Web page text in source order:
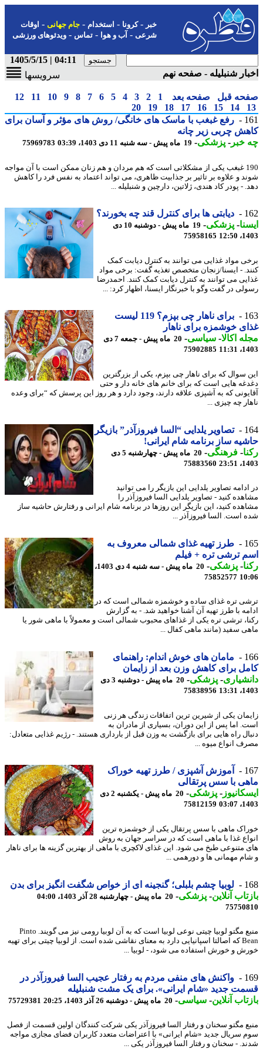
-کرونا-استخدام- جام جهانی-اوقات
شرعی-آب و هوا-تماس-ویدئوهای ورزشی
04:11 | 1405/5/15
شنبلیله - صفحه نهم
سرویسها
قبل صفحه بعد 1
2
3
4
5
6
7
8
9
10
11
12
14
15
16
17
18
19
20
رفع غبغب با ماسک های خانگی/ روش های مؤثر و آسان برای
چربی زیر چانه
خبر -پزشکی-19 ماه پیش - سه شنبه 11 دی 1403، 03:39 75969783
190 غبغب یکی از مشکلاتی است که هم مردان و هم زنان ممکن است با آن مواجه
و علاوه بر تاثیر بر جذابیت ظاهری، می تواند اعتماد به نفس فرد را کاهش
- پودر کاد هندی، ژلاتین، دارچین و شنبلیله ...
دیابتی ها برای کنترل قند چه بخورند؟
-پزشکی-
19 ماه پیش - دوشنبه 10 دی
75958165
مواد غذایی می توانند به کنترل دیابت کمک
- ایسنا/زنجان متخصص تغذیه گفت: برخی مواد
می توانند به کنترل دیابت کمک کنند. احمدرضا
در گفت وگو با خبرنگار ایسنا، اظهار کرد: ...
برای ناهار چی بپزم؟ 119 لیست
خوشمزه برای ناهار
اکالا -سیاسی-
20 ماه پیش - جمعه 7 دی
75902885
سوال که برای ناهار چی بپزم، یکی از بزرگترین
هایی است که برای خانم های خانه دار و حتی
که به آشپزی علاقه دارند، وجود دارد و هر روز این پرسش که “برای وعده
چه چیزی ...
تصاویر یلدایی “السا فیروزآذر” بازیگر
ساز برنامه شام ایرانی!
-فرهنگی-
20 ماه پیش - چهارشنبه 5 دی
75883560
تصاویر یلدایی این بازیگر را می توانید
کنید - تصاویر یلدایی السا فیروزآذر را
کنید، این بازیگر این روزها در برنامه شام ایرانی و رفتارش حاشیه ساز
است. السا فیروزآذر ...
طرز تهیه غذای شمالی معروف به
ترشی تره + فیلم
-پزشکی-
20 ماه پیش - سه شنبه 4 دی 1403،
75852577
تره غذای ساده و خوشمزه شمالی است که در
با طرز تهیه آن آشنا خواهید شد. - به گزارش
ترشی تره یکی از غذاهای محبوب شمالی است و معمولاً با ماهی شور یا
سفید (مانند ماهی کفال ...
مامان های خوش اندام: راهنمای
برای کاهش وزن بعد از زایمان
- پزشکی-
20 ماه پیش - دوشنبه 3 دی
75838956
یکی از شیرین ترین اتفاقات زندگی هر زنی
اما پس از این دوران، بسیاری از مادران به
راه هایی برای بازگشت به وزن قبل از بارداری هستند. - رژیم غذایی متعادل:
انواع میوه ...
آموزش آشپزی / طرز تهیه خوراک
با سس پرتقالی
-پزشکی-
20 ماه پیش - یکشنبه 2 دی
75812159
ماهی با سس پرتقال یکی از خوشمزه ترین
غذا با ماهی است که در سراسر جهان به روش
متنوعی طبخ می شود. این غذای لاکچری با ماهی از بهترین گزینه ها برای ناهار
مهمانی ها و دورهمی ...
لوبیا چشم بلبلی؛ گنجینه ای از خواص شگفت انگیز برای بدن
آنلاین-پزشکی-20 ماه پیش - چهارشنبه 28 آذر 1403، 04:00
منبع مگتو لوبیا چیتی نوعی لوبیا است که به آن لوبیا رومی نیز می گویند. Pinto
Bean که اصالتا اسپانیایی دارد به معنای نقاشی شده است. از لوبیا چیتی برای تهیه
و خورش استفاده می شود، - لوبیا ...
واکنش های منفی مردم به رفتار عجیب السا فیروزآذر در
جدید «شام ایرانی». برای یک مشت شنبلیله
آنلاین-سیاسی-20 ماه پیش - دوشنبه 26 آذر 1403، 20:25 75729381
مگتو سخنان و رفتار السا فیروزآذر یکی شرکت کنندگان اولین قسمت از فصل
سریال جدید «شام ایرانی» با اعتراضات متعدد کاربران فضای مجازی مواجه
- سخنان و رفتار السا فیروزآذر یکی ...